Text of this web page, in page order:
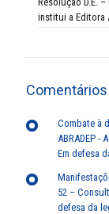
institui a Editora
Comentários
Combate à
ABRADEP -
Em defesa
52 –
defesa da